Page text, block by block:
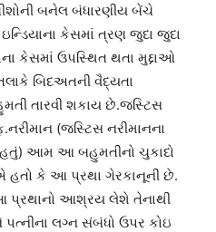
બનેલ બંધારણીય બેંચે
કેસમાં ત્રણ જુદા જુદા
કેસમાં ઉપસ્થિત થતા મુદ્દાઓ
બિદઅતની વૈદ્યતા
તારવી શકાય છે.જસ્ટિસ
(જસ્ટિસ નરીમાનના
હતું) આમ આ બહુમતીનો ચુકાદો
કે આ પ્રથા ગેરકાનૂની છે.
આશ્રય લેશે તેનાથી
લગ્ન સંબંધો ઉપર કોઇ